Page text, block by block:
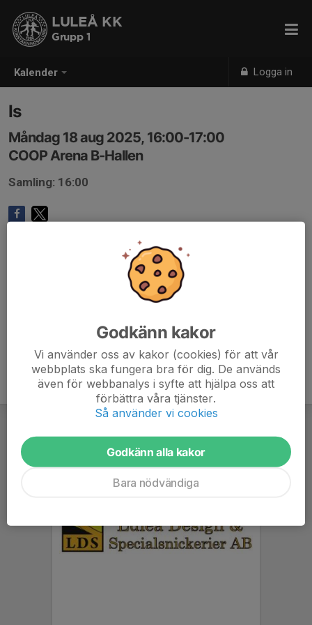
Kalender Logga in
LULEÅ KK
Grupp 1
Is
Måndag 18 aug 2025, 16:00-17:00
COOP Arena B-Hallen
Samling: 16:00
Godkänn kakor
Vi använder oss av kakor (cookies) för att vår
webbplats ska fungera bra för dig. De används
även för webbanalys i syfte att hjälpa oss att
förbättra våra tjänster.
Så använder vi cookies
Godkänn alla kakor
Bara nödvändiga